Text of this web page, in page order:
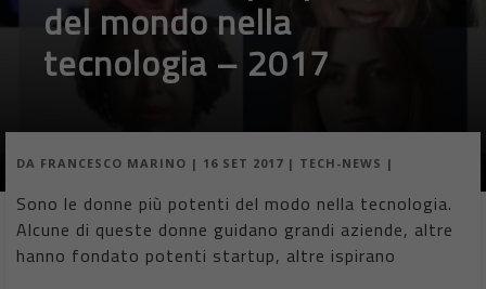
Sono le donne più potenti del modo nella tecnologia.
Alcune di queste donne guidano grandi aziende, altre
Ecco le 15 donne più potential mondo nella tecnologia, quelle
che con la loro attività hanno influenzato – e continuano a farlo